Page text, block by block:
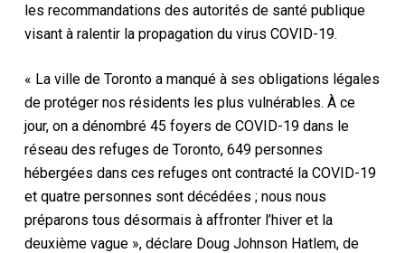
les recommandations des autorités de santé publique
visant à ralentir la propagation du virus COVID-19.
« La ville de Toronto a manqué à ses obligations légales
de protéger nos résidents les plus vulnérables. À ce
jour, on a dénombré 45 foyers de COVID-19 dans le
réseau des refuges de Toronto, 649 personnes
hébergées dans ces refuges ont contracté la COVID-19
et quatre personnes sont décédées ; nous nous
préparons tous désormais à affronter l’hiver et la
deuxième vague », déclare Doug Johnson Hatlem, de